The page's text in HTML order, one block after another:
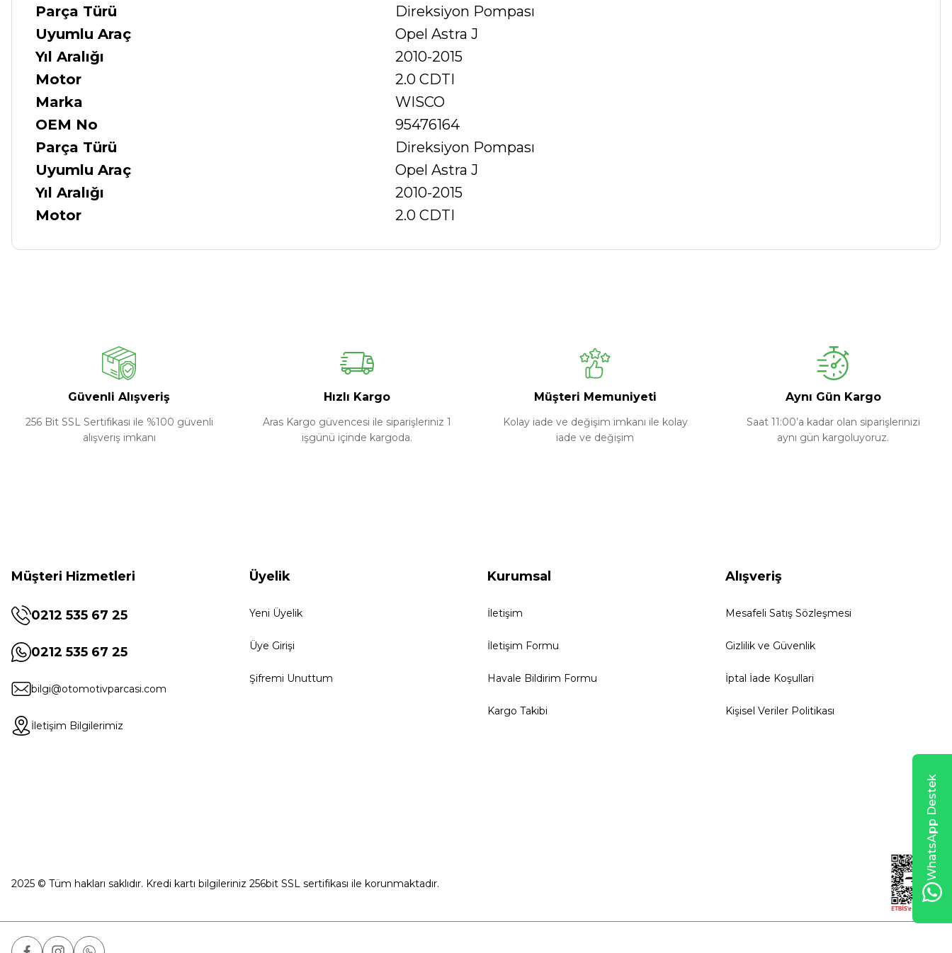
Parça Türü
Direksiyon Pompası
Uyumlu Araç
Opel Astra J
Yıl Aralığı
2010-2015
Motor
2.0 CDTI
Marka
WISCO
OEM No
95476164
Parça Türü
Direksiyon Pompası
Uyumlu Araç
Opel Astra J
Yıl Aralığı
2010-2015
Motor
2.0 CDTI
Güvenli Alışveriş
256 Bit SSL Sertifikası ile %100 güvenli
alışveriş imkanı
Hızlı Kargo
Aras Kargo güvencesi ile siparişleriniz 1
işgünü içinde kargoda.
Müşteri Memuniyeti
Kolay iade ve değişim imkanı ile kolay
iade ve değişim
Aynı Gün Kargo
Saat 11:00’a kadar olan siparişlerinizi
aynı gün kargoluyoruz.
Müşteri Hizmetleri
0212 535 67 25
0212 535 67 25
bilgi@otomotivparcasi.com
İletişim Bilgilerimiz
Üyelik
Yeni Üyelik
Üye Girişi
Şifremi Unuttum
Kurumsal
İletişim
İletişim Formu
Havale Bildirim Formu
Kargo Takibi
Alışveriş
Mesafeli Satış Sözleşmesi
Gizlilik ve Güvenlik
İptal İade Koşullari
Kişisel Veriler Politikası
2025 © Tüm hakları saklıdır. Kredi kartı bilgileriniz 256bit SSL sertifikası ile korunmaktadır.
WhatsApp Destek